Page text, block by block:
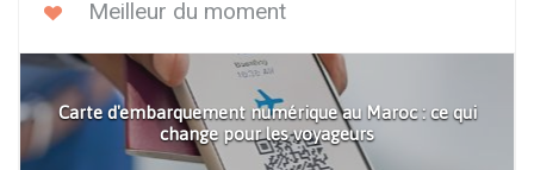
Meilleur du moment
Carte d'embarquement numérique au Maroc : ce qui
change pour les voyageurs